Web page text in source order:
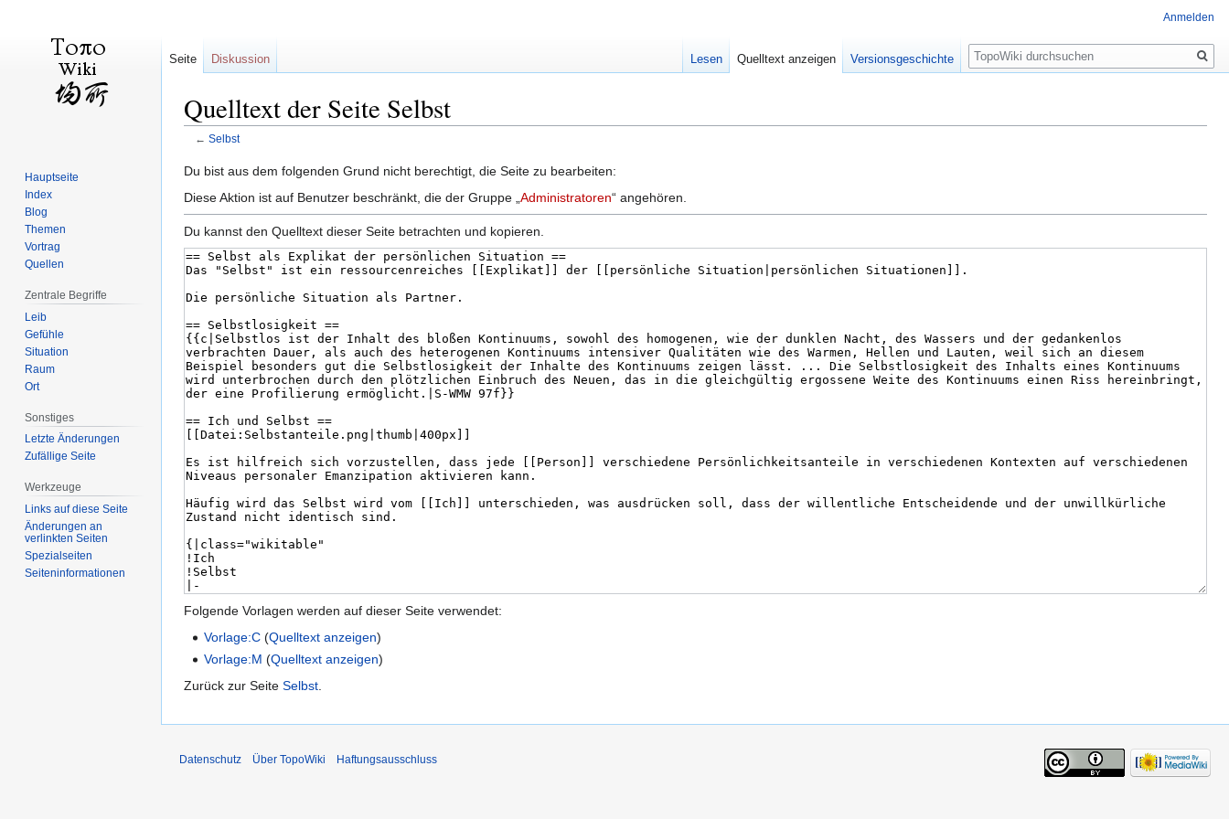
Quelltext der Seite Selbst
← Selbst
Zur
Navigation
Zur
Suche
Du bist aus dem folgenden Grund nicht berechtigt, die Seite zu bearbeiten:
Diese Aktion ist auf Benutzer beschränkt, die der Gruppe „ Administratoren“ angehören.
Du kannst den Quelltext dieser Seite betrachten und kopieren.
Folgende Vorlagen werden auf dieser Seite verwendet:
Vorlage:C (Quelltext anzeigen)
Vorlage:M (Quelltext anzeigen)
Zurück zur Seite Selbst
Anmelden
Seite Diskussion Lesen Quelltext anzeigen Versionsgeschichte
Suche
Hauptseite
Index
Blog
Themen
Vortrag
Quellen
Zentrale Begriffe
Leib
Gefühle
Situation
Raum
Ort
Sonstiges
Letzte Änderungen
Zufällige Seite
Werkzeuge
Links auf diese Seite
Änderungen an
verlinkten Seiten
Spezialseiten
Seiten­informationen
Datenschutz Über TopoWiki Haftungsausschluss